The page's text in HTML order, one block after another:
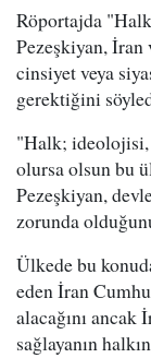
Röportajda
Pezeşkiyan, İran
cinsiyet veya
gerektiğini
"Halk; ideolojisi,
olursa olsun bu
Pezeşkiyan,
zorunda
Ülkede bu
eden İran
alacağını ancak
sağlayanın